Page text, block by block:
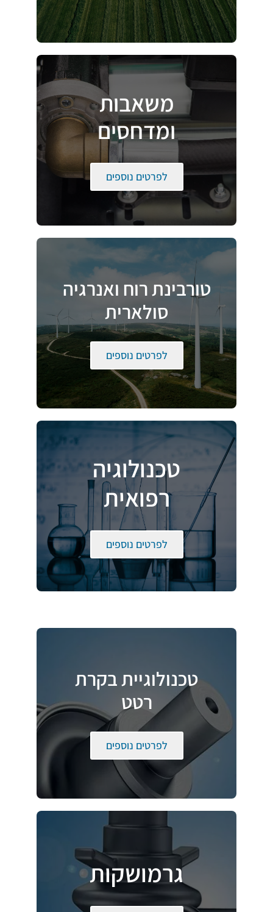
משאבות
ומדחסים
לפרטים נוספים
טורבינת רוח ואנרגיה
סולארית
לפרטים נוספים
טכנולוגיה
רפואית
לפרטים נוספים
טכנולוגיית בקרת
רטט
לפרטים נוספים
גרמושקות